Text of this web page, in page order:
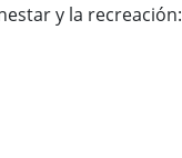
y la recreación: